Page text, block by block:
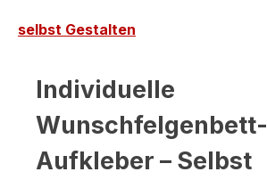
selbst Gestalten
Individuelle
Wunschfelgenbett-
Aufkleber – Selbst